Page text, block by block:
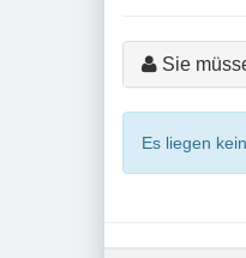
Sie
Es liegen